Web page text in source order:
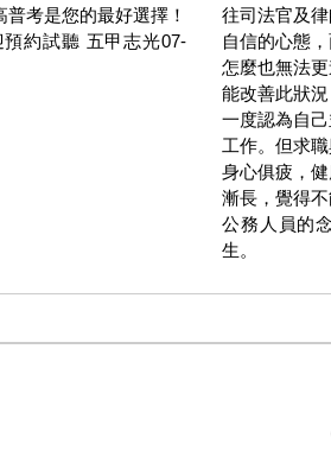
考是您的最好選擇！
約試聽 五甲志光07-
往司法官及
自信的心態
怎麼也無法
能改善此狀
一度認為自
工作。但求
身心俱疲，
漸長，覺得
公務人員的
生。